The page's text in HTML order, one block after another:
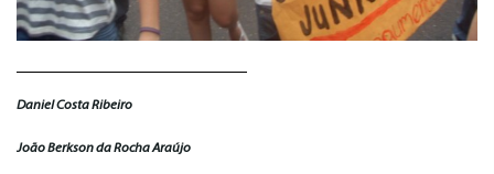
Daniel Costa Ribeiro
João Berkson da Rocha Araújo